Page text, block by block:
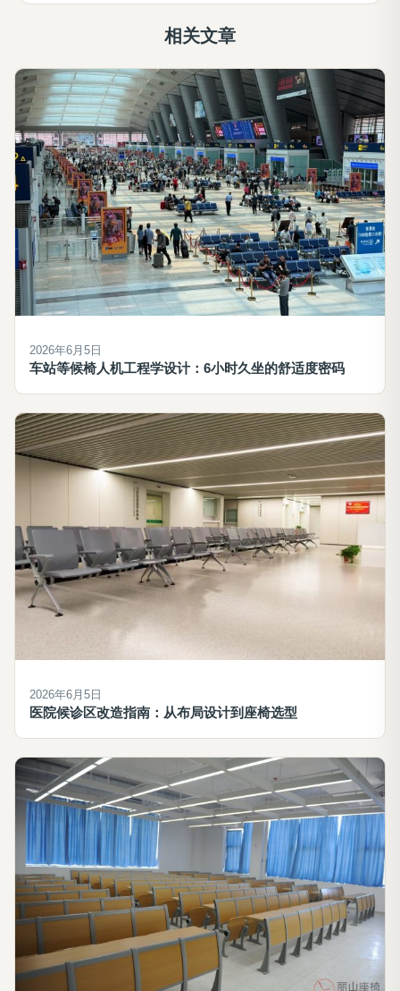
相关文章
2026年6月5日
车站等候椅人机工程学设计：6小时久坐的舒适度密码
2026年6月5日
医院候诊区改造指南：从布局设计到座椅选型